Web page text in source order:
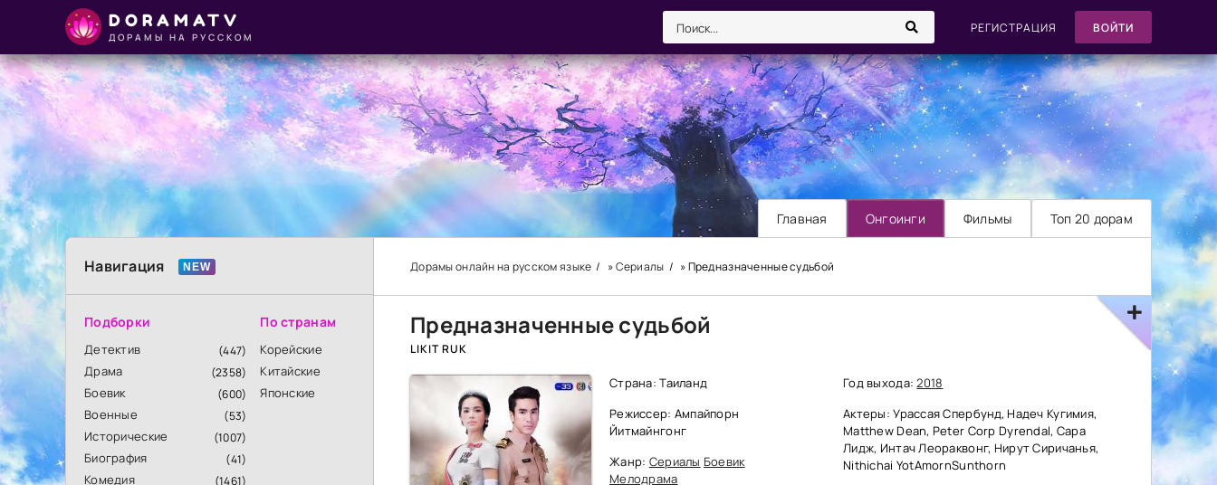
DORAMATV
ДОРАМЫ НА РУССКОМ
РЕГИСТРАЦИЯ ВОЙТИ
Главная Онгоинги Фильмы Топ 20 дорам
Навигация
Подборки
Детектив (447)
Драма (2358)
Боевик (600)
Военные (53)
Исторические (1007)
Биография (41)
Комедия (1461)
По странам
Корейские
Китайские
Японские
Дорамы онлайн на русском языке »Сериалы » Предназначенные судьбой
Предназначенные судьбой
LIKIT RUK
Страна: Таиланд
Режиссер: Ампайпорн
Йитмайнгонг
Жанр: Сериалы Боевик
Мелодрама
Год выхода:2018
Актеры: Урассая Спербунд, Надеч Кугимия,
Matthew Dean, Peter Corp Dyrendal, Сара
Лидж, Интач Леораквонг, Нирут Сиричанья,
Nithichai YotAmornSunthorn